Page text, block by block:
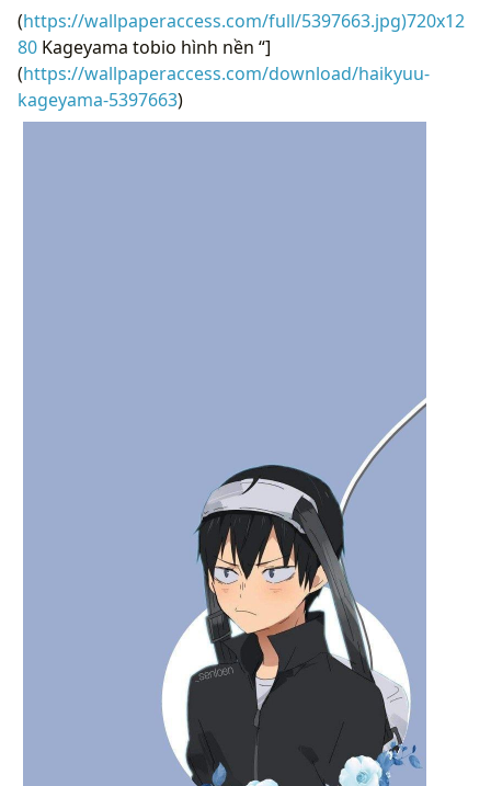
(https://wallpaperaccess.com/full/5397663.jpg)720x12
80 Kageyama tobio hình nền “]
(https://wallpaperaccess.com/download/haikyuu-
kageyama-5397663)